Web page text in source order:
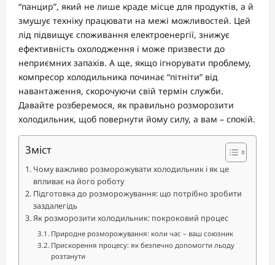
“панцир”, який не лише краде місце для продуктів, а й
змушує техніку працювати на межі можливостей. Цей
лід підвищує споживання електроенергії, знижує
ефективність охолодження і може призвести до
неприємних запахів. А ще, якщо ігнорувати проблему,
компресор холодильника починає “пітніти” від
навантаження, скорочуючи свій термін служби.
Давайте розберемося, як правильно розморозити
холодильник, щоб повернути йому силу, а вам – спокій.
Зміст
Чому важливо розморожувати холодильник і як це
впливає на його роботу
Підготовка до розморожування: що потрібно зробити
заздалегідь
Як розморозити холодильник: покроковий процес
Природне розморожування: коли час – ваш союзник
Прискорення процесу: як безпечно допомогти льоду
розтанути